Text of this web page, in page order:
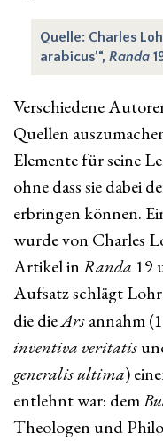
Quelle: Charles
arabicus’“, Randa
Verschiedene
Quellen
Elemente für seine
ohne dass sie dabei
erbringen können.
wurde von Charles
Artikel inRanda 19
Aufsatz schlägt Lohr
die dieArsannahm
inventiva veritatis
generalis ultima)
entlehnt war: dem
Theologen und